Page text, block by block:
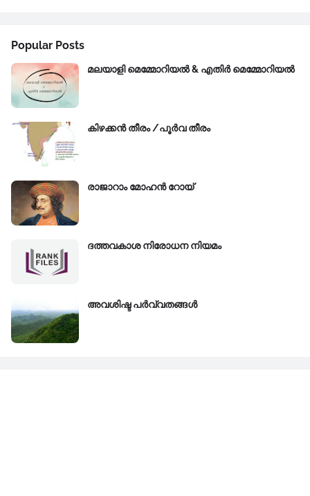
Popular Posts
മലയാളി മെമ്മോറിയൽ & എതിർ മെമ്മോറിയൽ
കിഴക്കന്‍ തീരം /പൂർവ തീരം
രാജാറാം മോഹൻ റോയ്‌
ദത്തവകാശ നിരോധന നിയമം
അവശിഷ്ട പർവ്വതങ്ങൾ